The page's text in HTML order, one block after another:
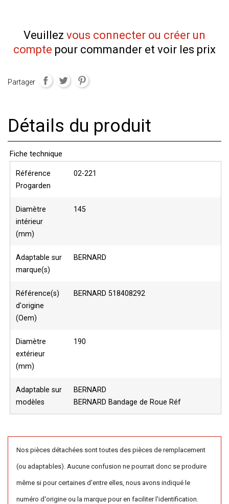
Veuillez vous connecter ou créer un
compte pour commander et voir les prix
Partager
Détails du produit
Fiche technique
Référence
Progarden
02-221
Diamètre
intérieur
(mm)
145
Adaptable sur
marque(s)
BERNARD
Référence(s)
d'origine
(Oem)
BERNARD 518408292
Diamètre
extérieur
(mm)
190
Adaptable sur
modèles
BERNARD
BERNARD Bandage de Roue Réf
Nos pièces détachées sont toutes des pièces de remplacement
(ou adaptables). Aucune confusion ne pourrait donc se produire
même si pour certaines d'entre elles, nous avons indiqué le
numéro d'origine ou la marque pour en faciliter l'identification.